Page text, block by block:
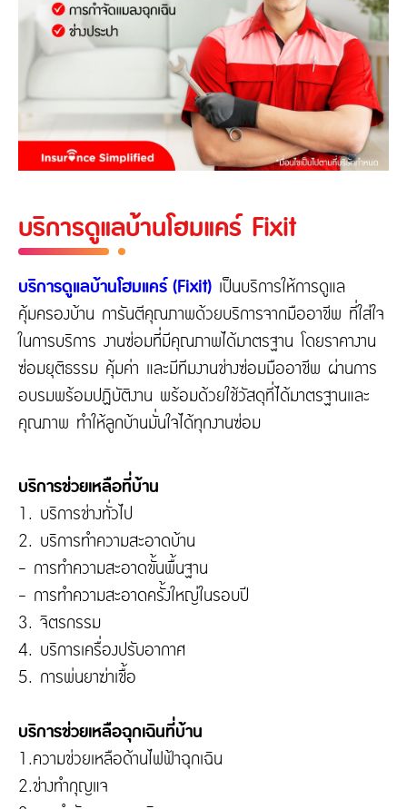
บริการดูแลบ้านโฮมแคร์ Fixit
บริการดูแลบ้านโฮมแคร์ (Fixit) เป็นบริการให้การดูแล
คุ้มครองบ้าน การันตีคุณภาพด้วยบริการจากมืออาชีพ ที่ใส่ใจ
ในการบริการ งานซ่อมที่มีคุณภาพได้มาตรฐาน โดยราคางาน
ซ่อมยุติธรรม คุ้มค่า และมีทีมงานช่างซ่อมมืออาชีพ ผ่านการ
อบรมพร้อมปฏิบัติงาน พร้อมด้วยใช้วัสดุที่ได้มาตรฐานและ
คุณภาพ ทำให้ลูกบ้านมั่นใจได้ทุกงานซ่อม
บริการช่วยเหลือที่บ้าน
1. บริการช่างทั่วไป
2. บริการทำความสะอาดบ้าน
- การทำความสะอาดขั้นพื้นฐาน
- การทำความสะอาดครั้งใหญ่ในรอบปี
3. จิตรกรรม
4. บริการเครื่องปรับอากาศ
5. การพ่นยาฆ่าเชื้อ
บริการช่วยเหลือฉุกเฉินที่บ้าน
1.ความช่วยเหลือด้านไฟฟ้าฉุกเฉิน
2.ช่างทำกุญแจ